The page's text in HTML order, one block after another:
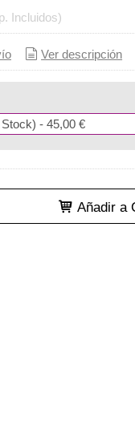
Incluidos)
Ver descripción
Añadir a